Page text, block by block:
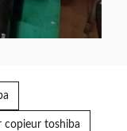
copieur toshiba